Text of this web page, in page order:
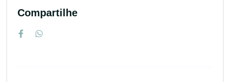
Compartilhe